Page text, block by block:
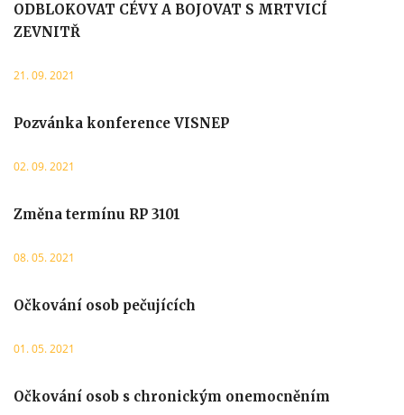
ODBLOKOVAT CÉVY A BOJOVAT S MRTVICÍ
ZEVNITŘ
21. 09. 2021
Pozvánka konference VISNEP
02. 09. 2021
Změna termínu RP 3101
08. 05. 2021
Očkování osob pečujících
01. 05. 2021
Očkování osob s chronickým onemocněním